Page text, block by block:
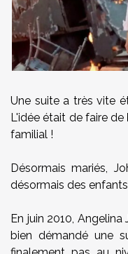
Une suite a très vite
L'idée était de faire de
familial !
Désormais mariés,
désormais des
En juin 2010,
bien démandé une